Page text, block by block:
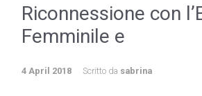
Riconnessione con
Femminile e
4 April 2018 Scritto da sabrina